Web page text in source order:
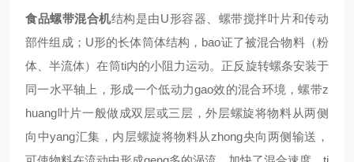
食品螺带混合机结构是由U形容器、螺带搅拌叶片和传动
部件组成；U形的长体筒体结构，bao证了被混合物料（粉
体、半流体）在筒ti内的小阻力运动。正反旋转螺条安装于
同一水平轴上，形成一个低动力gao效的混合环境，螺带z
huang叶片一般做成双层或三层，外层螺旋将物料从两侧
向中yang汇集，内层螺旋将物料从zhong央向两侧输送，